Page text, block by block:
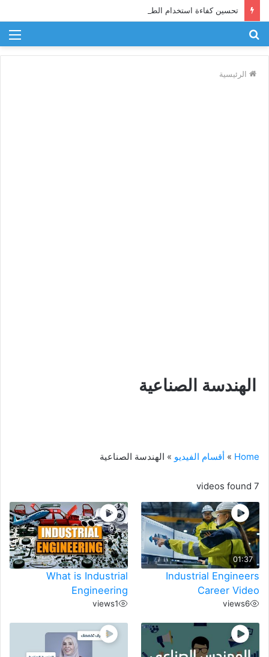
تحسين كفاءة استخدام الطاقة في الصناعة
الرئيسية
الهندسة الصناعية
Home
» أقسام الفيديو » الهندسة الصناعية
7 videos found
01:37
Industrial Engineers
Career Video
6
views
What is Industrial
Engineering
1
views